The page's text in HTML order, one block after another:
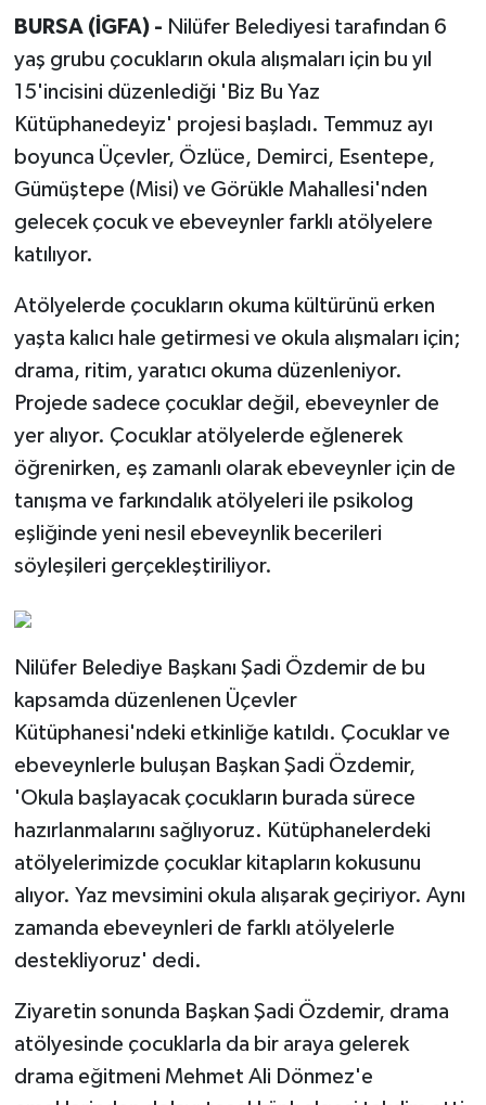
BURSA (İGFA) - Nilüfer Belediyesi tarafından 6
yaş grubu çocukların okula alışmaları için bu yıl
15'incisini düzenlediği 'Biz Bu Yaz
Kütüphanedeyiz' projesi başladı. Temmuz ayı
boyunca Üçevler, Özlüce, Demirci, Esentepe,
Gümüştepe (Misi) ve Görükle Mahallesi'nden
gelecek çocuk ve ebeveynler farklı atölyelere
katılıyor.
Atölyelerde çocukların okuma kültürünü erken
yaşta kalıcı hale getirmesi ve okula alışmaları için;
drama, ritim, yaratıcı okuma düzenleniyor.
Projede sadece çocuklar değil, ebeveynler de
yer alıyor. Çocuklar atölyelerde eğlenerek
öğrenirken, eş zamanlı olarak ebeveynler için de
tanışma ve farkındalık atölyeleri ile psikolog
eşliğinde yeni nesil ebeveynlik becerileri
söyleşileri gerçekleştiriliyor.
Nilüfer Belediye Başkanı Şadi Özdemir de bu
kapsamda düzenlenen Üçevler
Kütüphanesi'ndeki etkinliğe katıldı. Çocuklar ve
ebeveynlerle buluşan Başkan Şadi Özdemir,
'Okula başlayacak çocukların burada sürece
hazırlanmalarını sağlıyoruz. Kütüphanelerdeki
atölyelerimizde çocuklar kitapların kokusunu
alıyor. Yaz mevsimini okula alışarak geçiriyor. Aynı
zamanda ebeveynleri de farklı atölyelerle
destekliyoruz' dedi.
Ziyaretin sonunda Başkan Şadi Özdemir, drama
atölyesinde çocuklarla da bir araya gelerek
drama eğitmeni Mehmet Ali Dönmez'e